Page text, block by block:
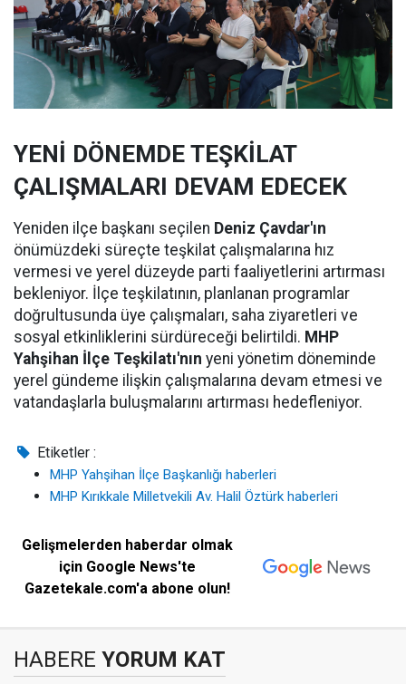
YENİ DÖNEMDE TEŞKİLAT
ÇALIŞMALARI DEVAM EDECEK
Yeniden ilçe başkanı seçilen Deniz Çavdar'ın
önümüzdeki süreçte teşkilat çalışmalarına hız
vermesi ve yerel düzeyde parti faaliyetlerini artırması
bekleniyor. İlçe teşkilatının, planlanan programlar
doğrultusunda üye çalışmaları, saha ziyaretleri ve
sosyal etkinliklerini sürdüreceği belirtildi. MHP
Yahşihan İlçe Teşkilatı'nın yeni yönetim döneminde
yerel gündeme ilişkin çalışmalarına devam etmesi ve
vatandaşlarla buluşmalarını artırması hedefleniyor.
Etiketler :
MHP Yahşihan İlçe Başkanlığı haberleri
MHP Kırıkkale Milletvekili Av. Halil Öztürk haberleri
Gelişmelerden haberdar olmak
için Google News'te
Gazetekale.com'a abone olun!
HABERE YORUM KAT